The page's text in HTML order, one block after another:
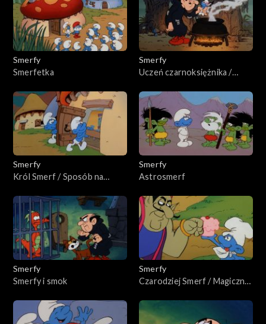
Smerfy
Smerfetka
Smerfy
Uczeń czarnoksiężnika /
Smerfy
Król Smerf / Sposób na
Smerfy
Astrosmerf
Smerfy
Smerfy i smok
Smerfy
Czarodziej Smerf / Magiczny